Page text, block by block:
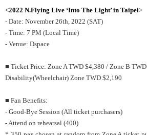
<2022 N.Flying Live ‘Into The Light’ in Taipei>
- Date: November 26th, 2022 (SAT)
- Time: 7 PM (Local Time)
- Venue: Dspace
■ Ticket Price: Zone A TWD $4,380 / Zone B
Disability(Wheelchair) Zone TWD $2,190
■ Fan Benefits:
- Good-Bye Session (All ticket purchasers)
- Attend on rehearsal (400)